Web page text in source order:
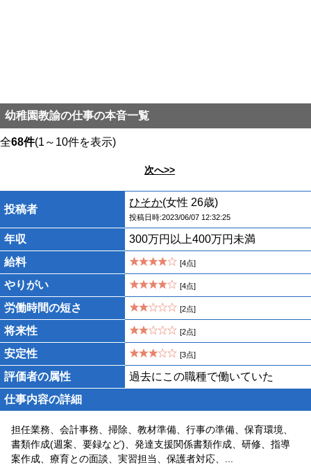
幼稚園教諭の仕事の本音一覧
全68件(1～10件を表示)
次へ>>
投稿者
ひそか(女性 26歳)
投稿日時:2023/06/07 12:32:25
年収
300万円以上400万円未満
給料
[4点]
やりがい [4点]
労働時間の短さ [2点]
将来性 [2点]
安定性 [3点]
評価者の属性
過去にこの職種で働いていた
仕事内容の詳細
担任業務、会計事務、掃除、教材準備、行事の準備、保育環境、
書類作成(週案、要録など)、発達支援関係書類作成、研修、指導
案作成、療育との面談、実習担当、保護者対応、